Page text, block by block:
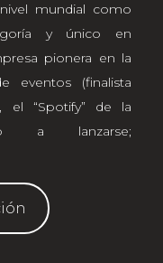
mundial como
y único en
pionera en la
eventos (finalista
el “Spotify” de la
a lanzarse;